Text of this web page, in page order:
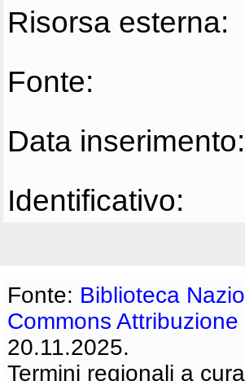
Risorsa esterna:
Fonte:
Data inserimento:
Identificativo:
Fonte: Biblioteca
Commons Attribuzione
20.11.2025.
Termini regionali a